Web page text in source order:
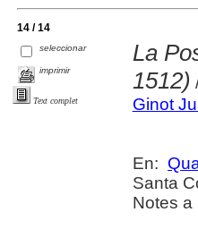
14 / 14
seleccionar
imprimir
Text complet
La
1512)
Ginot
En:
Santa
Notes a